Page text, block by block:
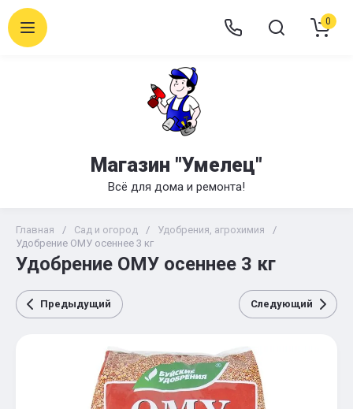
Магазин "Умелец"
Всё для дома и ремонта!
0
Главная / Сад и огород / Удобрения, агрохимия
/
Удобрение ОМУ осеннее 3 кг
Удобрение ОМУ осеннее 3 кг
Предыдущий Следующий